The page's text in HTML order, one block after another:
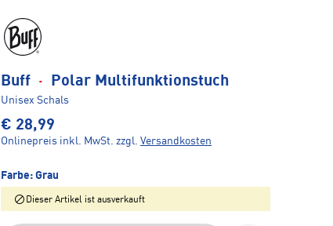
Buff · Polar Multifunktionstuch
Unisex Schals
€ 28,99
Onlinepreis inkl. MwSt. zzgl. Versandkosten
Farbe: Grau
Dieser Artikel ist ausverkauft